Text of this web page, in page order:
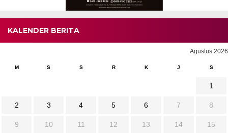
KALENDER BERITA
Agustus 2026
M S S R K J S
1
2 3 4 5 6 7 8
9 10 11 12 13 14 15